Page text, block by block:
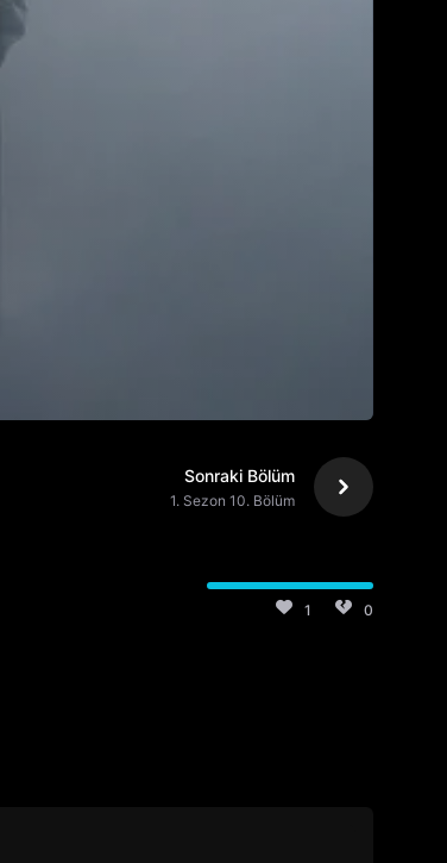
Sonraki Bölüm
1. Sezon 10. Bölüm
1 0